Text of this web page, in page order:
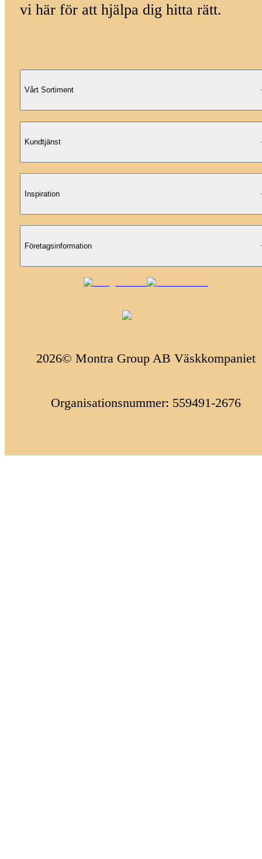
vi här för att hjälpa dig hitta rätt.
Vårt Sortiment
Kundtjänst
Inspiration
Företagsinformation
2026© Montra Group AB Väskkompaniet
Organisationsnummer: 559491-2676